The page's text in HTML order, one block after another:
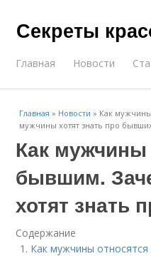
Секреты
Главная Новости
Главная » Новости » Как
мужчины хотят знать про
Как мужчины
бывшим.
хотят знать
Содержание
Как мужчины